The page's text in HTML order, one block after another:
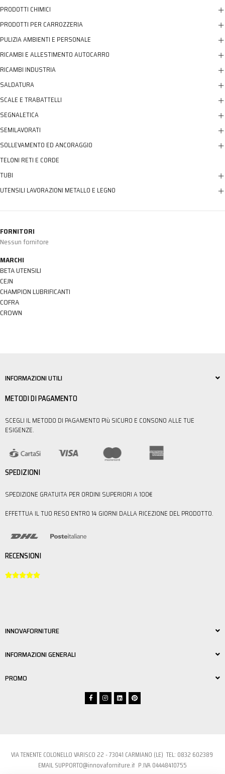
PRODOTTI CHIMICI
PRODOTTI PER CARROZZERIA
PULIZIA AMBIENTI E PERSONALE
RICAMBI E ALLESTIMENTO AUTOCARRO
RICAMBI INDUSTRIA
SALDATURA
SCALE E TRABATTELLI
SEGNALETICA
SEMILAVORATI
SOLLEVAMENTO ED ANCORAGGIO
TELONI RETI E CORDE
TUBI
UTENSILI LAVORAZIONI METALLO E LEGNO
FORNITORI
Nessun fornitore
MARCHI
BETA UTENSILI
CEJN
CHAMPION LUBRIFICANTI
COFRA
CROWN
INFORMAZIONI UTILI
METODI DI PAGAMENTO
SCEGLI IL METODO DI PAGAMENTO PIù SICURO E CONSONO ALLE TUE
ESIGENZE.
SPEDIZIONI
SPEDIZIONE GRATUITA PER ORDINI SUPERIORI A 100€
EFFETTUA IL TUO RESO ENTRO 14 GIORNI DALLA RICEZIONE DEL PRODOTTO.
RECENSIONI

INNOVAFORNITURE
INFORMAZIONI GENERALI
PROMO
VIA TENENTE COLONELLO VARISCO 22 - 73041 CARMIANO (LE) TEL: 0832 602389
EMAILSUPPORTO@innovaforniture.it P.IVA 04448410755